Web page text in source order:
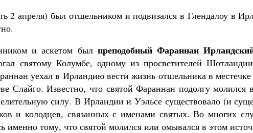
2 апреля) был отшельником и подвизался в Глендалоу в
и аскетом был преподобный Фараннан
святому Колумбе, одному из просветителей
уехал в Ирландию вести жизнь отшельника в
Слайго. Известно, что святой Фараннан подолгу молился
силу. В Ирландии и Уэльсе существовало (и
и колодцев, связанных с именами святых. Во многих
именно тому, что святой молился или омывался в этом